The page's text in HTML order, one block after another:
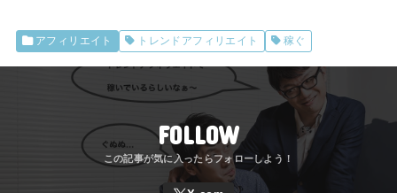
アフィリエイト トレンドアフィリエイト 稼ぐ
FOLLOW